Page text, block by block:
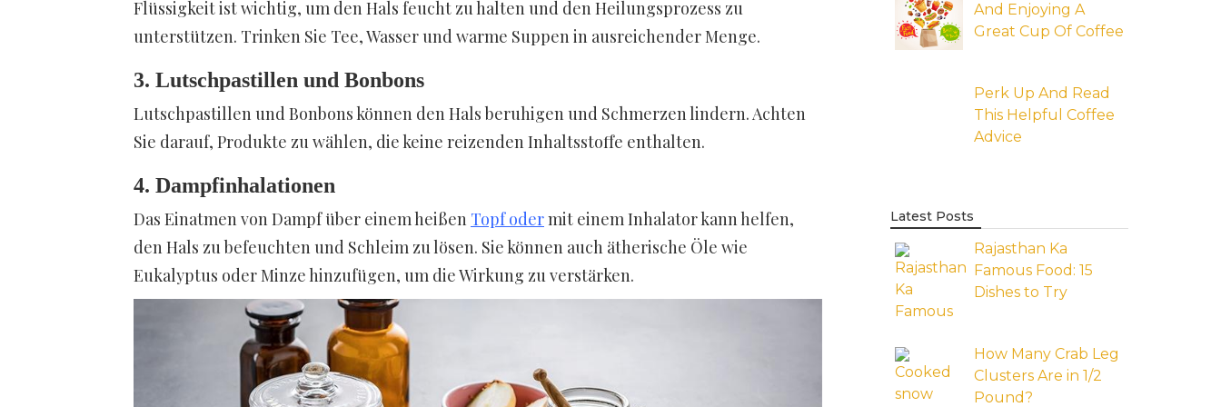
Flüssigkeit ist wichtig, um den Hals feucht zu halten und den Heilungsprozess zu
unterstützen. Trinken Sie Tee, Wasser und warme Suppen in ausreichender Menge.
3. Lutschpastillen und Bonbons
Lutschpastillen und Bonbons können den Hals beruhigen und Schmerzen lindern. Achten
Sie darauf, Produkte zu wählen, die keine reizenden Inhaltsstoffe enthalten.
4. Dampfinhalationen
Das Einatmen von Dampf über einem heißen Topf odermit einem Inhalator kann helfen,
den Hals zu befeuchten und Schleim zu lösen. Sie können auch ätherische Öle wie
Eukalyptus oder Minze hinzufügen, um die Wirkung zu verstärken.
And Enjoying A
Great Cup Of Coffee
Perk Up And Read
This Helpful Coffee
Advice
Latest Posts
Rajasthan Ka
Famous Food: 15
Dishes to Try
How Many Crab Leg
Clusters Are in 1/2
Pound?